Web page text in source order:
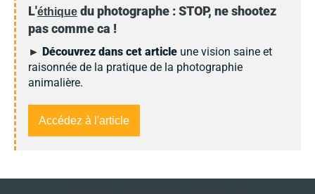
L'éthique du photographe : STOP, ne shootez
pas comme ca !
► Découvrez dans cet article une vision saine et
raisonnée de la pratique de la photographie
animalière.
Accédez à l'article